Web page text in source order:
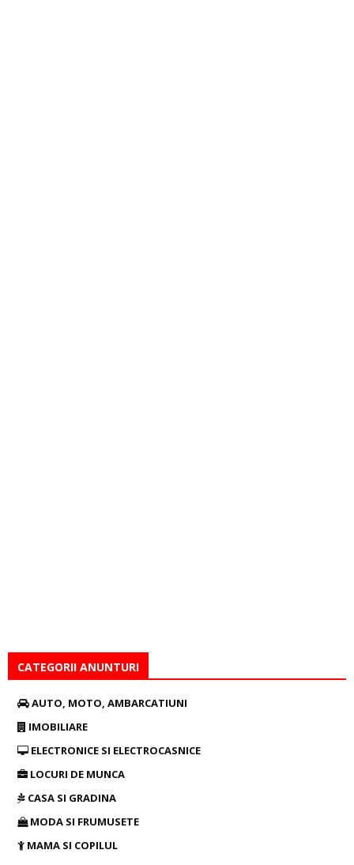
CATEGORII ANUNTURI
AUTO, MOTO, AMBARCATIUNI
IMOBILIARE
ELECTRONICE SI ELECTROCASNICE
LOCURI DE MUNCA
CASA SI GRADINA
MODA SI FRUMUSETE
MAMA SI COPILUL